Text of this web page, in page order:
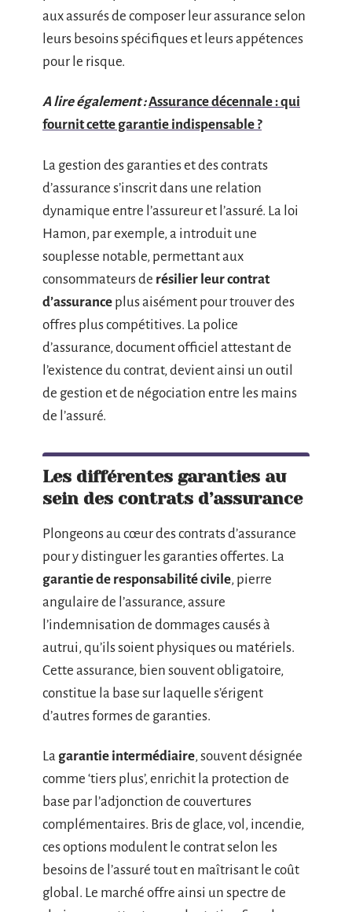
aux assurés de composer leur assurance selon
leurs besoins spécifiques et leurs appétences
pour le risque.
A lire également :Assurance décennale : qui
fournit cette garantie indispensable ?
La gestion des garanties et des contrats
d’assurance s’inscrit dans une relation
dynamique entre l’assureur et l’assuré. La loi
Hamon, par exemple, a introduit une
souplesse notable, permettant aux
consommateurs de résilier leur contrat
d’assurance plus aisément pour trouver des
offres plus compétitives. La police
d’assurance, document officiel attestant de
l’existence du contrat, devient ainsi un outil
de gestion et de négociation entre les mains
de l’assuré.
Les différentes garanties au
sein des contrats d’assurance
Plongeons au cœur des contrats d’assurance
pour y distinguer les garanties offertes. La
garantie de responsabilité civile, pierre
angulaire de l’assurance, assure
l’indemnisation de dommages causés à
autrui, qu’ils soient physiques ou matériels.
Cette assurance, bien souvent obligatoire,
constitue la base sur laquelle s’érigent
d’autres formes de garanties.
La garantie intermédiaire, souvent désignée
comme ‘tiers plus’, enrichit la protection de
base par l’adjonction de couvertures
complémentaires. Bris de glace, vol, incendie,
ces options modulent le contrat selon les
besoins de l’assuré tout en maîtrisant le coût
global. Le marché offre ainsi un spectre de